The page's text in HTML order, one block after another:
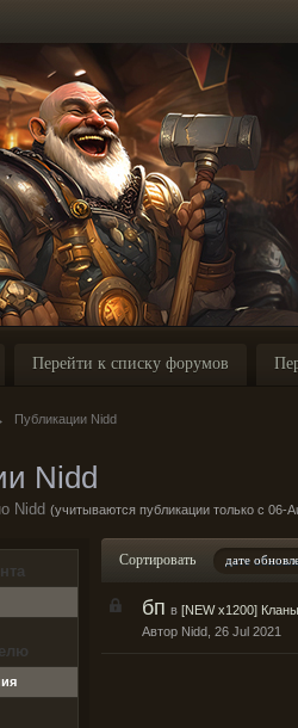
Перейти к списку форумов
Публикации Nidd
Nidd
Nidd (учитываются публикации только с 06-
Сортировать дате
бп в [NEW x1200]
Автор Nidd , 26 Jul 2021